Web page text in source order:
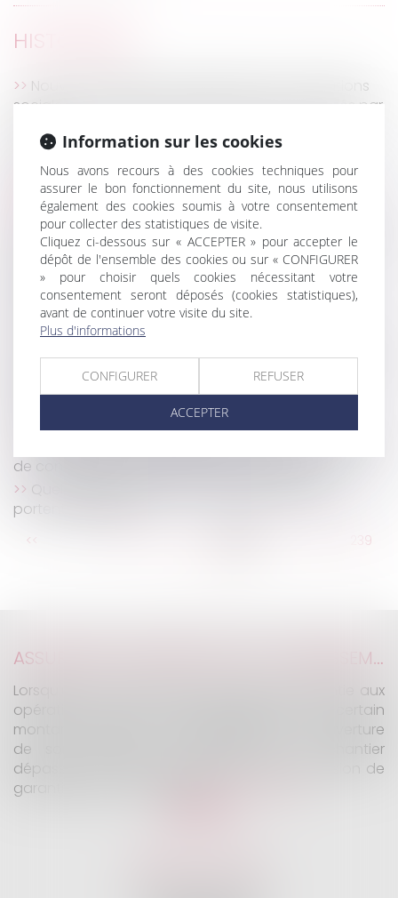
HISTORIQUE
Nouveau dispositif d’exonération des cotisations
sociales : 2 nouveaux exemples chiffrés proposés par
Certains héritiers n’ont pas le droit de renoncer à
une succession
Brèves précisions sur la responsabilité des
architectes
Entreprises familiales : c'est le bon moment pour la
transmission
Logement squatté : quels recours pour les
propriétaires ?
Un logement vendu avant le divorce n’est pas
soumis au droit de partage
Recours au télétravail : la consultation du CSE doit-
elle être systématique ?
La remise en main propre de la lettre de
licenciement est-elle possible ?
de concentration entre deux hypermarchés
Quels recours quand les travaux d'un voisin
portent préjudice ?
<< 239
ASSURANCE CONSTRUCTION : LE DÉPASSEMENT DU MONTANT MAXIMAL GARANTI PEUT EXCLURE TOUTE COUVERTURE
Lorsqu'un contrat d'assurance limite sa garantie aux
opérations dont le coût n'excède pas un certain
montant, l'assuré ne peut prétendre à la couverture
de son assureur s'il intervient sur un chantier
dépassant ce seuil sans avoir obtenu l'extension de
garantie prévue au contrat...
Information sur les cookies
Nous avons recours à des cookies techniques pour
assurer le bon fonctionnement du site, nous utilisons
également des cookies soumis à votre consentement
pour collecter des statistiques de visite.
Cliquez ci-dessous sur « ACCEPTER » pour accepter le
dépôt de l'ensemble des cookies ou sur « CONFIGURER
» pour choisir quels cookies nécessitant votre
consentement seront déposés (cookies statistiques),
avant de continuer votre visite du site.
Plus d'informations
CONFIGURER REFUSER
ACCEPTER